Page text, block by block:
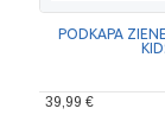
PODKAPA
39,99 €